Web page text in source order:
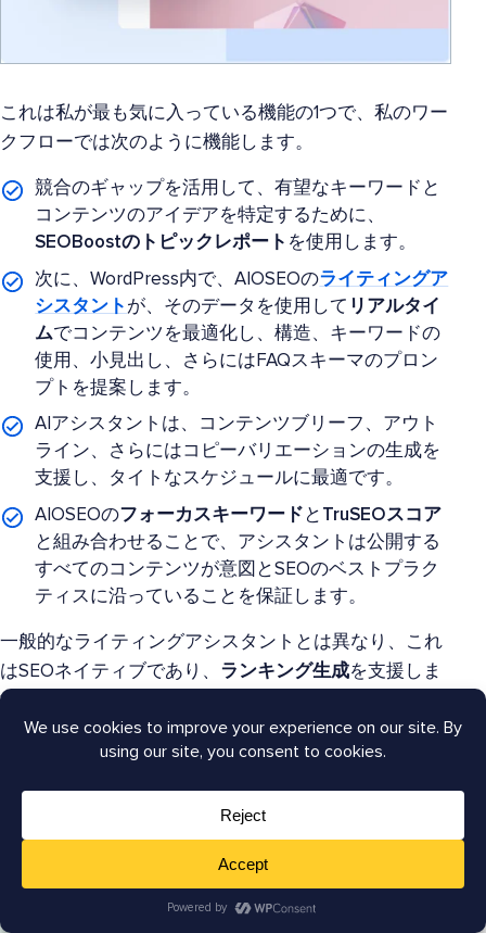
これは私が最も気に入っている機能の1つで、私のワー
クフローでは次のように機能します。
競合のギャップを活用して、有望なキーワードと
コンテンツのアイデアを特定するために、
SEOBoostのトピックレポート を使用します。
次に、WordPress内で、AIOSEOのライティングア
シスタント が、そのデータを使用して リアルタイ
ムでコンテンツを最適化し、構造、キーワードの
使用、小見出し、さらにはFAQスキーマのプロン
プトを提案します。
AIアシスタントは、コンテンツブリーフ、アウト
ライン、さらにはコピーバリエーションの生成を
支援し、タイトなスケジュールに最適です。
AIOSEOのフォーカスキーワード と TruSEOスコア
と組み合わせることで、アシスタントは公開する
すべてのコンテンツが意図とSEOのベストプラク
ティスに沿っていることを保証します。
一般的なライティングアシスタントとは異なり、これ
はSEOネイティブであり、 ランキング生成を支援しま
す。
8. 強力なSEOレポートとクライアントレポ
ートツール
代理店にとっての重要性：
なたの価値を明確かつ専門的に証明するの
に役立ちます。クライアントは、具体的な